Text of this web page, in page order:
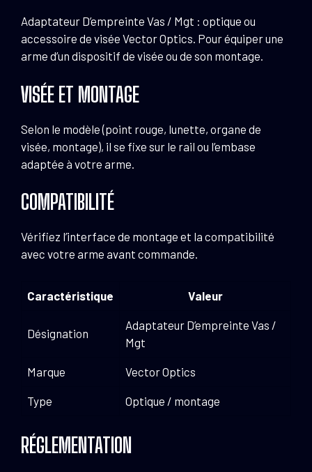
Adaptateur D’empreinte Vas / Mgt : optique ou
accessoire de visée Vector Optics. Pour équiper une
arme d’un dispositif de visée ou de son montage.
VISÉE ET MONTAGE
Selon le modèle (point rouge, lunette, organe de
visée, montage), il se fixe sur le rail ou l’embase
adaptée à votre arme.
COMPATIBILITÉ
Vérifiez l’interface de montage et la compatibilité
avec votre arme avant commande.
Caractéristique Valeur
Désignation
Adaptateur D’empreinte Vas /
Mgt
Marque Vector Optics
Type Optique / montage
RÉGLEMENTATION